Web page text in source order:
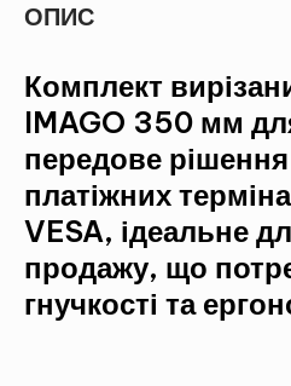
ОПИС
Комплект
IMAGO 350 мм
передове
платіжних
VESA, ідеальне
продажу, що
гнучкості та